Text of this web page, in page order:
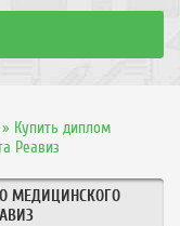
» Купить диплом
Реавиз
МЕДИЦИНСКОГО